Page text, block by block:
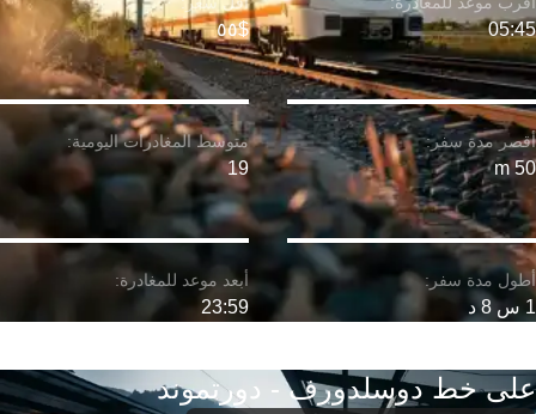
50 m
05:45
1 س 8 د
$٥٥
19
23:59
على خط دوسلدورف - دورتموند